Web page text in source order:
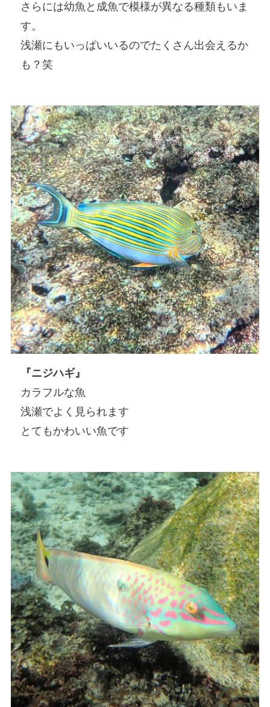
さらには幼魚と成魚で模様が異なる種類もいま
す。
浅瀬にもいっぱいいるのでたくさん出会えるか
も？笑
『ニジハギ』
カラフルな魚
浅瀬でよく見られます
とてもかわいい魚です